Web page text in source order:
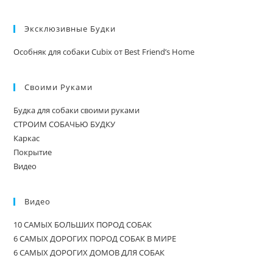
Эксклюзивные Будки
Особняк для собаки Cubix от Best Friend’s Home
Своими Руками
Будка для собаки своими руками
СТРОИМ СОБАЧЬЮ БУДКУ
Каркас
Покрытие
Видео
Видео
10 САМЫХ БОЛЬШИХ ПОРОД СОБАК
6 САМЫХ ДОРОГИХ ПОРОД СОБАК В МИРЕ
6 САМЫХ ДОРОГИХ ДОМОВ ДЛЯ СОБАК